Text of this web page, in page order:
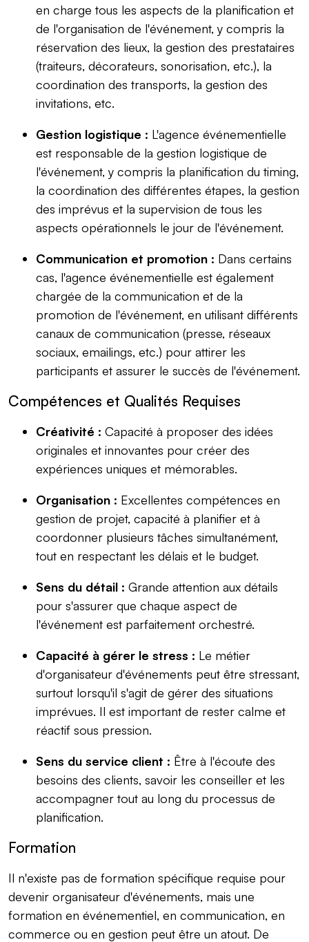
en charge tous les aspects de la planification et
de l'organisation de l'événement, y compris la
réservation des lieux, la gestion des prestataires
(traiteurs, décorateurs, sonorisation, etc.), la
coordination des transports, la gestion des
invitations, etc.
Gestion logistique : L'agence événementielle
est responsable de la gestion logistique de
l'événement, y compris la planification du timing,
la coordination des différentes étapes, la gestion
des imprévus et la supervision de tous les
aspects opérationnels le jour de l'événement.
Communication et promotion : Dans certains
cas, l'agence événementielle est également
chargée de la communication et de la
promotion de l'événement, en utilisant différents
canaux de communication (presse, réseaux
sociaux, emailings, etc.) pour attirer les
participants et assurer le succès de l'événement.
Compétences et Qualités Requises
Créativité : Capacité à proposer des idées
originales et innovantes pour créer des
expériences uniques et mémorables.
Organisation : Excellentes compétences en
gestion de projet, capacité à planifier et à
coordonner plusieurs tâches simultanément,
tout en respectant les délais et le budget.
Sens du détail : Grande attention aux détails
pour s'assurer que chaque aspect de
l'événement est parfaitement orchestré.
Capacité à gérer le stress : Le métier
d'organisateur d'événements peut être stressant,
surtout lorsqu'il s'agit de gérer des situations
imprévues. Il est important de rester calme et
réactif sous pression.
Sens du service client : Être à l'écoute des
besoins des clients, savoir les conseiller et les
accompagner tout au long du processus de
planification.
Formation
Il n'existe pas de formation spécifique requise pour
devenir organisateur d'événements, mais une
formation en événementiel, en communication, en
commerce ou en gestion peut être un atout. De